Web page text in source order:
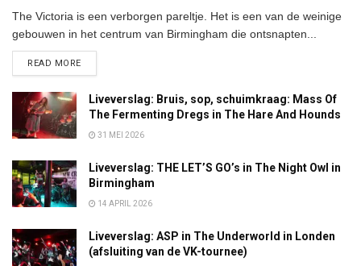
The Victoria is een verborgen pareltje. Het is een van de weinige
gebouwen in het centrum van Birmingham die ontsnapten...
READ MOREDETAILS
Liveverslag: Bruis, sop, schuimkraag: Mass Of
The Fermenting Dregs in The Hare And Hounds
31 MEI 2026
Liveverslag: THE LET’S GO’s in The Night Owl in
Birmingham
14 APRIL 2026
Liveverslag: ASP in The Underworld in Londen
(afsluiting van de VK-tournee)